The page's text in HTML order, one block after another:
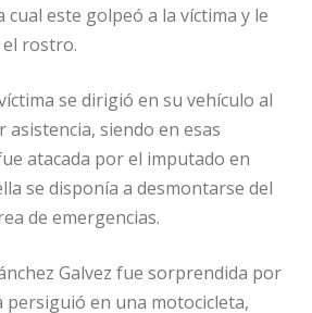
este golpeó a la víctima y le
rostro.
se dirigió en su vehículo al
siendo en esas
atacada por el imputado en
se disponía a desmontarse del
de emergencias.
Galvez fue sorprendida por
persiguió en una motocicleta,